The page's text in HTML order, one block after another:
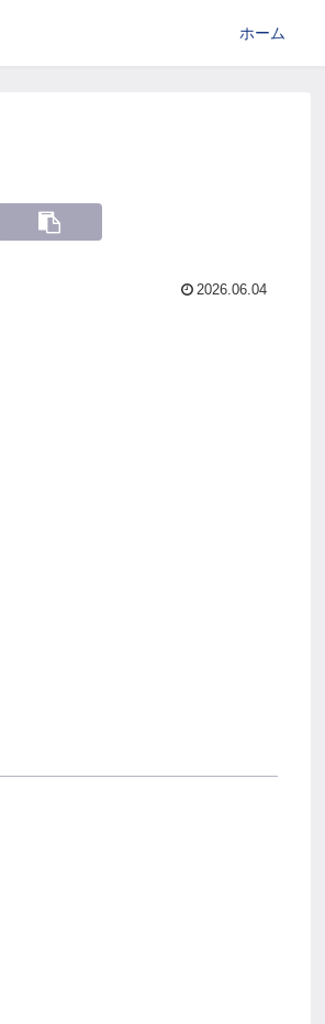
ホーム
2026.06.04